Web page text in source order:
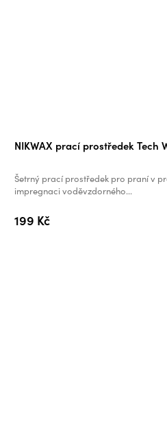
NIKWAX prací prostředek Tech
hodnocení
produktu
je
z
199 Kč
Šetrný prací prostředek pro praní v
impregnaci voděvzdorného...